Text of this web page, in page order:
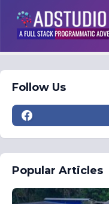
Follow Us
Popular Articles